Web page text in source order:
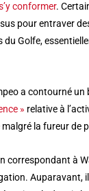
conformer.
pour entraver
du Golfe,
a contourné un
» relative à
la fureur de
correspondant à
Auparavant,